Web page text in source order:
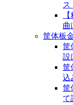
ス
曲
筐体板
筐
設
筐
込
筐
て